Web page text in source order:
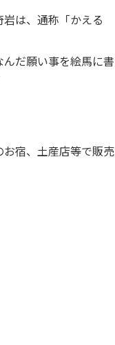
は、通称「かえる
だ願い事を絵馬に書
宿、土産店等で販売